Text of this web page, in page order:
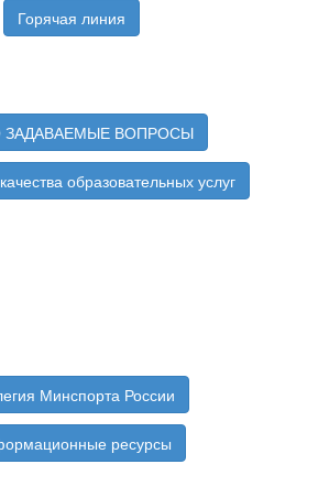
Горячая линия
ЗАДАВАЕМЫЕ ВОПРОСЫ
образовательных услуг
Минспорта России
ресурсы